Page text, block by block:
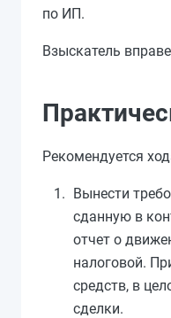
по ИП.
Взыскатель
Рекомендуется
Вынести
сданную в
отчет о
налоговой.
средств, в
сделки.